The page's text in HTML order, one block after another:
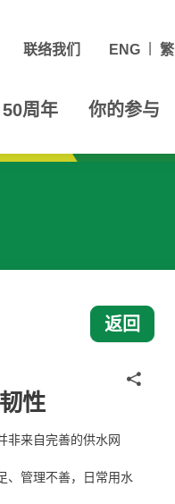
联络我们 ENG 繁
50周年 你的参与
返回
性
非来自完善的供水网
、管理不善，日常用水
分享